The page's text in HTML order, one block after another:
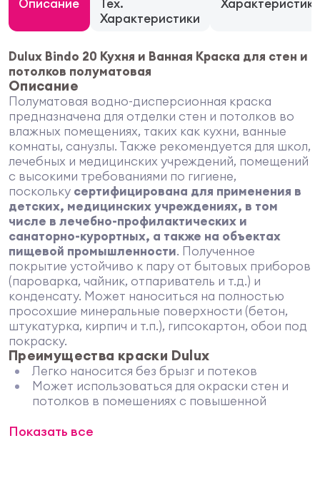
Характеристики
Dulux Bindo 20 Кухня и Ванная Краcка для стен и
потолков полуматовая
Описание
Полуматовая водно-дисперсионная краска
предназначена для отделки стен и потолков во
влажных помещениях, таких как кухни, ванные
комнаты, санузлы. Также рекомендуется для школ,
лечебных и медицинских учреждений, помещений
с высокими требованиями по гигиене,
поскольку сертифицирована для применения в
детских, медицинских учреждениях, в том
числе в лечебно-профилактических и
санаторно-курортных, а также на объектах
пищевой промышленности. Полученное
покрытие устойчиво к пару от бытовых приборов
(пароварка, чайник, отпариватель и т.д.) и
конденсату. Может наноситься на полностью
просохшие минеральные поверхности (бетон,
штукатурка, кирпич и т.п.), гипсокартон, обои под
покраску.
Преимущества краски Dulux
Легко наносится без брызг и потеков
Может использоваться для окраски стен и
потолков в помещениях с повышенной
Обладает нейтральным запахом
Показать все